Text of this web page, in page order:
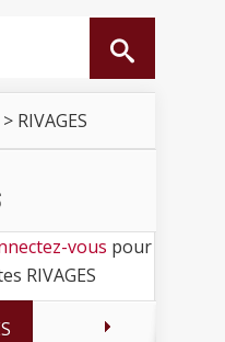
> RIVAGES
vous pour
RIVAGES